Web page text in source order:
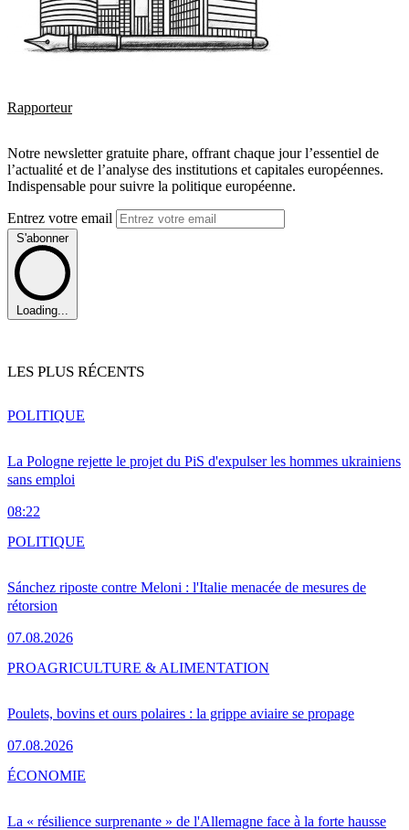
Rapporteur
Notre newsletter gratuite phare, offrant chaque jour l’essentiel de
l’actualité et de l’analyse des institutions et capitales européennes.
Indispensable pour suivre la politique européenne.
Entrez votre email
S'abonner
Loading...
LES PLUS RÉCENTS
La Pologne rejette le projet du PiS d'expulser les hommes ukrainiens
sans emploi
08:22
POLITIQUE
Sánchez riposte contre Meloni : l'Italie menacée de mesures de
rétorsion
07.08.2026
POLITIQUE
Poulets, bovins et ours polaires : la grippe aviaire se propage
07.08.2026
PROAGRICULTURE & ALIMENTATION
La « résilience surprenante » de l'Allemagne face à la forte hausse
ÉCONOMIE